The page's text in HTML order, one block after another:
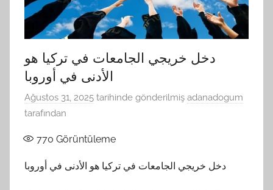
Adana
Yaş
Pasta
Siparişi
دخل خريجي الجامعات في تركيا هو
الأدنى في أوروبا
Ağustos 31, 2025 tarihinde gönderilmiş adanadogum
tarafından
770 Görüntüleme
دخل خريجي الجامعات في تركيا هو الأدنى في أوروبا